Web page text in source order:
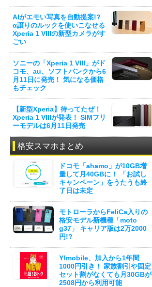
AIがエモい写真を自動提案!?
α譲りのルックを使いこなせる
Xperia 1 VIIIの新型カメラがす
ごい
ソニーの「Xperia 1 VIII」がド
コモ、au、ソフトバンクから6
月11日に発売！ 気になる価格
もチェック
【新型Xperia】待ってたぜ！
Xperia 1 VIIIが発表！ SIMフリ
ーモデルは6月11日発売
格安スマホまとめ
ドコモ「ahamo」が10GB増
量して月40GBに！ 「お試し
キャンペーン」をうたうも終
了日は未定
モトローラからFeliCa入りの
格安モデル新機種「moto
g37」 キャリア版は2万2000
円!?
Y!mobile、加入から1年間
1000円引き！ 家族割引や固定
セット割がなくても月30GBが
2508円から利用可能